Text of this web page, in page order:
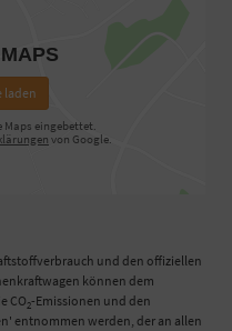
laden
Maps eingebettet.
von Google.
und den offiziellen
können dem
CO2-Emissionen und den
entnommen werden, der an allen